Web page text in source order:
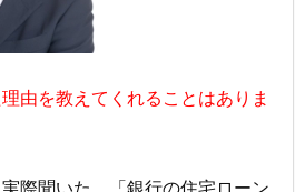
由を教えてくれることはありま